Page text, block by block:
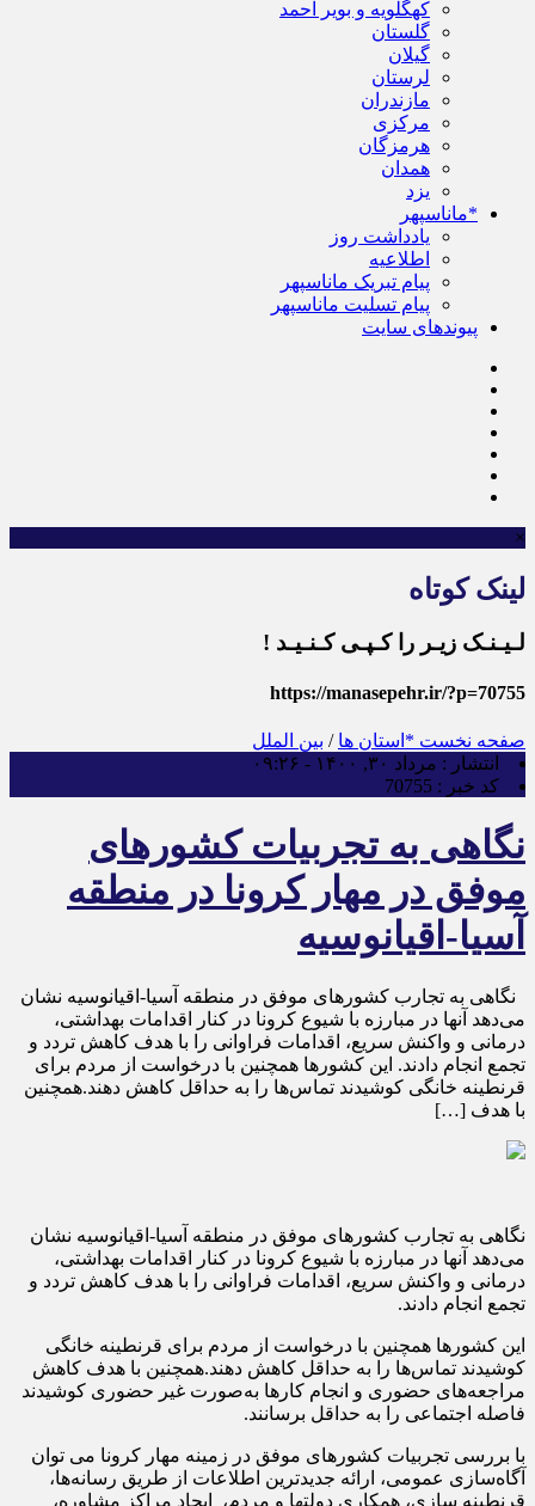
کهگلویه و بویر احمد
گلستان
گیلان
لرستان
مازندران
مرکزی
هرمزگان
همدان
یزد
*ماناسپهر
یادداشت روز
اطلاعیه
پیام تبریک ماناسپهر
پیام تسلیت ماناسپهر
پیوندهای سایت
×
لینک کوتاه
لـیـنـک زیـر را کـپـی کـنـیـد !
https://manasepehr.ir/?p=70755
صفحه نخست *استان ها / بین الملل
انتشار : مرداد ۳۰, ۱۴۰۰ - ۰۹:۲۶
کد خبر : 70755
نگاهی به تجربیات کشورهای
موفق در مهار کرونا در منطقه
آسیا-اقیانوسیه
نگاهی به تجارب کشورهای موفق در منطقه آسیا-اقیانوسیه نشان
می‌دهد آنها در مبارزه با شیوع کرونا در کنار اقدامات بهداشتی،
درمانی و واکنش سریع، اقدامات فراوانی را با هدف کاهش تردد و
تجمع انجام دادند. این کشورها همچنین با درخواست از مردم برای
قرنطینه خانگی کوشیدند تماس‌ها را به حداقل کاهش دهند.همچنین
با هدف […]
نگاهی به تجارب کشورهای موفق در منطقه آسیا-اقیانوسیه نشان
می‌دهد آنها در مبارزه با شیوع کرونا در کنار اقدامات بهداشتی،
درمانی و واکنش سریع، اقدامات فراوانی را با هدف کاهش تردد و
تجمع انجام دادند.
این کشورها همچنین با درخواست از مردم برای قرنطینه خانگی
کوشیدند تماس‌ها را به حداقل کاهش دهند.همچنین با هدف کاهش
مراجعه‌های حضوری و انجام کارها به‌صورت غیر حضوری کوشیدند
فاصله اجتماعی را به حداقل برسانند.
با بررسی تجربیات کشورهای موفق در زمینه مهار کرونا می توان
آگاه‌سازی عمومی، ارائه جدیدترین اطلاعات از طریق رسانه‌ها،
قرنطینه سازی، همکاری دولتها و مردم، ایجاد مراکز مشاوره،